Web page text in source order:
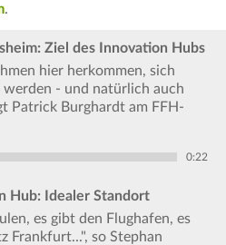
.
Ziel des Innovation Hubs
hier herkommen, sich
werden - und natürlich auch
Patrick Burghardt am FFH-
0:22
Hub: Idealer Standort
es gibt den Flughafen, es
Frankfurt...", so Stephan